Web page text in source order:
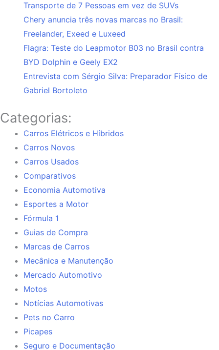
Transporte de 7 Pessoas em vez de SUVs
Chery anuncia três novas marcas no Brasil:
Freelander, Exeed e Luxeed
Flagra: Teste do Leapmotor B03 no Brasil contra
BYD Dolphin e Geely EX2
Entrevista com Sérgio Silva: Preparador Físico de
Gabriel Bortoleto
Categorias:
Carros Elétricos e Híbridos
Carros Novos
Carros Usados
Comparativos
Economia Automotiva
Esportes a Motor
Fórmula 1
Guias de Compra
Marcas de Carros
Mecânica e Manutenção
Mercado Automotivo
Motos
Notícias Automotivas
Pets no Carro
Picapes
Seguro e Documentação